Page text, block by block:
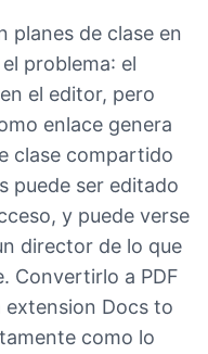
planes de clase en
problema: el
el editor, pero
enlace genera
clase compartido
puede ser editado
y puede verse
director de lo que
Convertirlo a PDF
extension Docs to
como lo